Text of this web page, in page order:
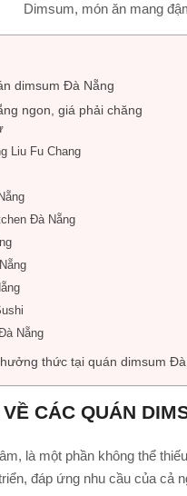
Dimsum, món ăn mang
dimsum Đà Nẵng
ngon, giá phải chăng
Liu Fu Chang
Đà Nẵng
Nẵng
thức tại quán dimsum
CÁC QUÁN
là một phần không thể
đáp ứng nhu cầu của cả